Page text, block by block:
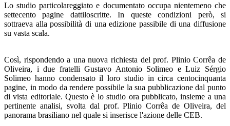
Lo studio particolareggiato e documentato occupa niente­meno che
settecento pagine dattiloscritte. In queste condi­zioni però, si
sottraeva alla possibilità di una edizione passi­bile di una diffusione
su vasta scala.
Così, rispondendo a una nuova richiesta del prof. Plinio Corrêa de
Oliveira, i due fratelli Gustavo Antonio Solimeo e Luiz Sérgio
Solimeo hanno condensato il loro studio in circa centocinquanta
pagine, in modo da rendere possibile la sua pubblicazione dal punto
di vista editoriale. Questo è lo studio ora pubblicato, insieme a una
pertinente analisi, svolta dal prof. Plinio Corrêa de Oliveira, del
panorama brasiliano nel quale si inserisce l'azione delle CEB.